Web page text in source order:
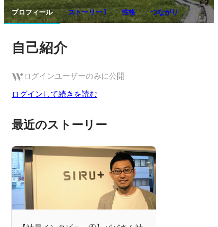
プロフィール ストーリー 1 性格 つながり
自己紹介
ログインユーザーのみに公開
ログインして続きを読む
最近のストーリー